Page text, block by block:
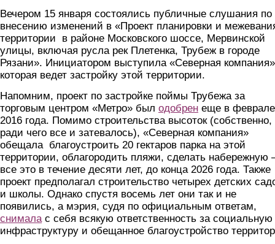
Вечером 15 января состоялись публичные слушания по
внесению изменений в «Проект планировки и
территории в районе Московского шоссе, Мервинской
улицы, включая русла рек Плетенка, Трубеж в городе
Рязани». Инициатором выступила «Северная
которая ведет застройку этой территории.
Напомним, проект по застройке поймы Трубежа за
торговым центром «Метро» был одобрен еще в феврале
2016 года. Помимо строительства высоток (собственно,
ради чего все и затевалось), «Северная компания»
обещала благоустроить 20 гектаров парка на этой
территории, облагородить пляжи, сделать набережную
все это в течение десяти лет, до конца 2026 года. Также
проект предполагал строительство четырех детских
и школы. Однако спустя восемь лет они так и не
появились, а мэрия, судя по официальным ответам,
снимала с себя всякую ответственность за социальную
инфраструктуру и обещанное благоустройство